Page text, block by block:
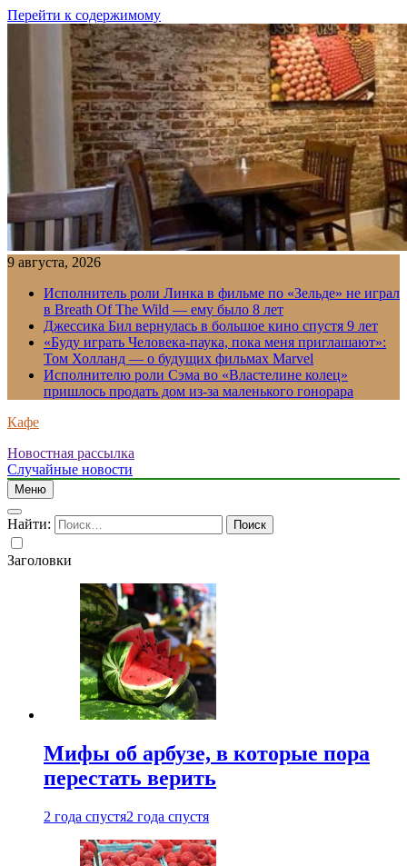
Перейти к содержимому
9 августа, 2026
Исполнитель роли Линка в фильме по «Зельде» не играл
в Breath Of The Wild — ему было 8 лет
Джессика Бил вернулась в большое кино спустя 9 лет
«Буду играть Человека-паука, пока меня приглашают»:
Том Холланд — о будущих фильмах Marvel
Исполнителю роли Сэма во «Властелине колец»
пришлось продать дом из-за маленького гонорара
Кафе
Новостная рассылка
Случайные новости
Меню
Найти:
Заголовки
Мифы об арбузе, в которые пора
перестать верить
2 года спустя2 года спустя